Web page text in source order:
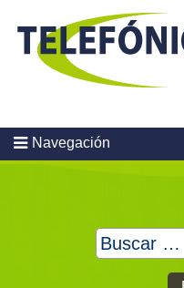
content
Navegación
Buscar: